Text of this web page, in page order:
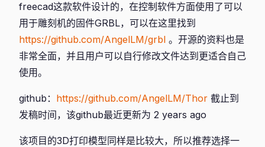
freecad这款软件设计的，在控制软件方面使用了可以
用于雕刻机的固件GRBL，可以在这里找到
https://github.com/AngelLM/grbl 。开源的资料也是
非常全面，并且用户可以自行修改文件达到更适合自己
使用。
github： https://github.com/AngelLM/Thor 截止到
发稿时间，该github最近更新为 2 years ago
该项目的3D打印模型同样是比较大，所以推荐选择一